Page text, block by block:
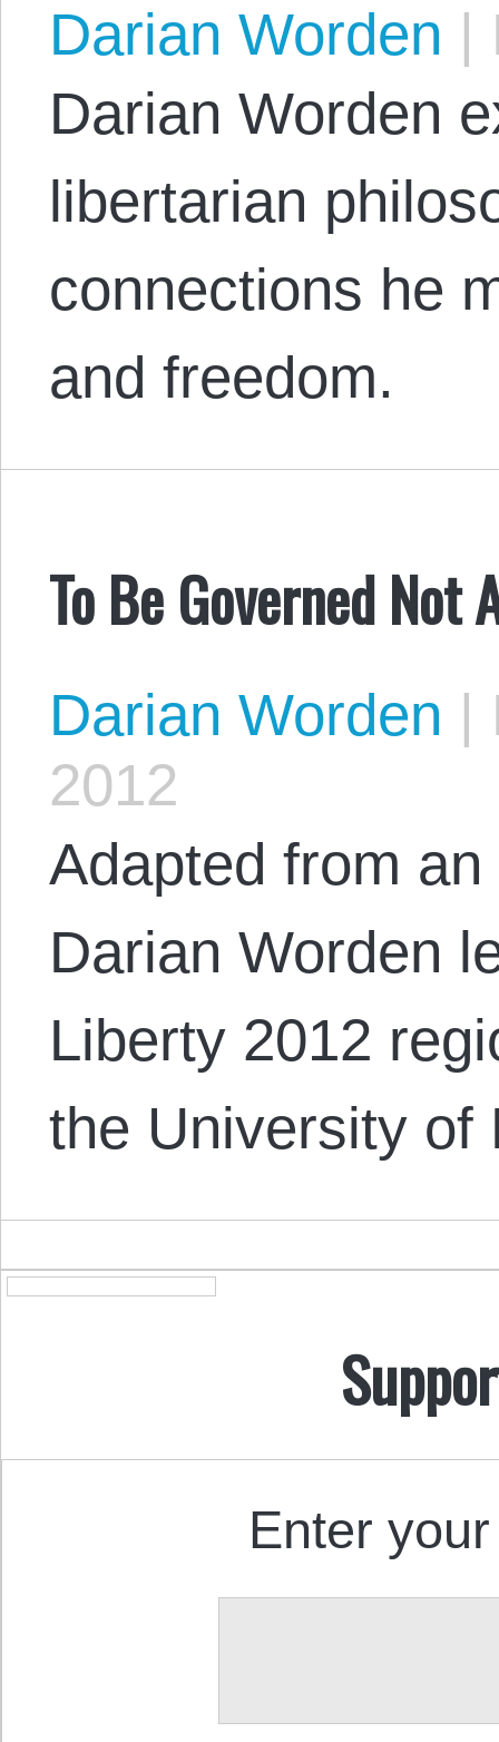
Darian Worden |
Darian Worden
libertarian
connections he
and freedom.
To Be Governed Not
Darian Worden |
2012
Adapted from
Darian Worden
Liberty 2012
the University of
Enter